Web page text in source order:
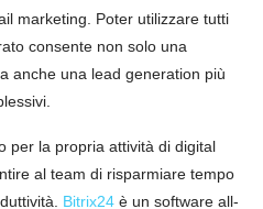
marketing. Poter utilizzare tutti
consente non solo una
anche una lead generation più
per la propria attività di digital
al team di risparmiare tempo
Bitrix24 è un software all-